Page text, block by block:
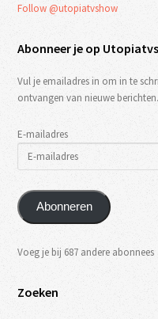
Follow @utopiatvshow
Abonneer je op
Vul je emailadres in om in te
ontvangen van nieuwe
E-mailadres
Abonneren
Voeg je bij 687 andere abonnees
Zoeken